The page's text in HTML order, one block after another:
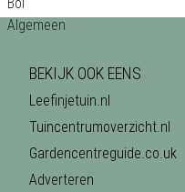
BEKIJK OOK EENS
Leefinjetuin.nl
Tuincentrumoverzicht.nl
Gardencentreguide.co.uk
Adverteren